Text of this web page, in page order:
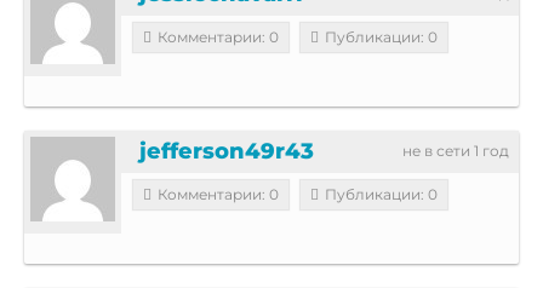
Комментарии: 0 Публикации: 0
не в сети 1 год
jefferson49r43
Комментарии: 0 Публикации: 0